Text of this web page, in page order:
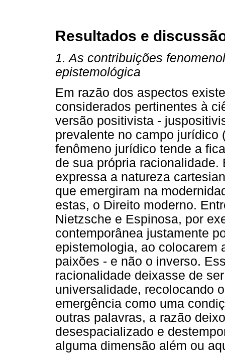
Resultados e
1. As contribuições
epistemológica
Em razão dos aspectos
considerados pertinentes à
versão positivista -
prevalente no campo jurídico
fenômeno jurídico tende a
de sua própria
expressa a natureza
que emergiram na
estas, o Direito moderno.
Nietzsche e Espinosa, por
contemporânea justamente
epistemologia, ao colocarem
paixões - e não o inverso.
racionalidade deixasse de
universalidade, recolocando
emergência como uma
outras palavras, a razão
desespacializado e
alguma dimensão além ou